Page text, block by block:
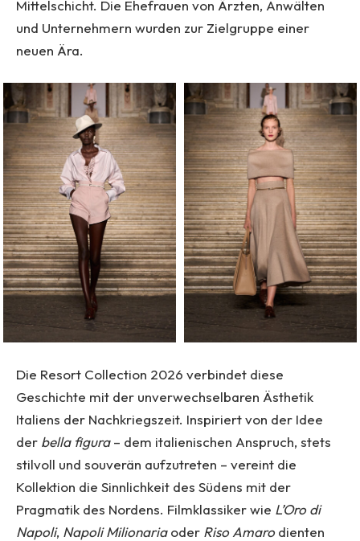
Mittelschicht. Die Ehefrauen von Ärzten, Anwälten
und Unternehmern wurden zur Zielgruppe einer
neuen Ära.
Die Resort Collection 2026 verbindet diese
Geschichte mit der unverwechselbaren Ästhetik
Italiens der Nachkriegszeit. Inspiriert von der Idee
der bella figura– dem italienischen Anspruch, stets
stilvoll und souverän aufzutreten – vereint die
Kollektion die Sinnlichkeit des Südens mit der
Pragmatik des Nordens. Filmklassiker wie L’Oro di
Napoli, Napoli Milionariaoder Riso Amaro dienten